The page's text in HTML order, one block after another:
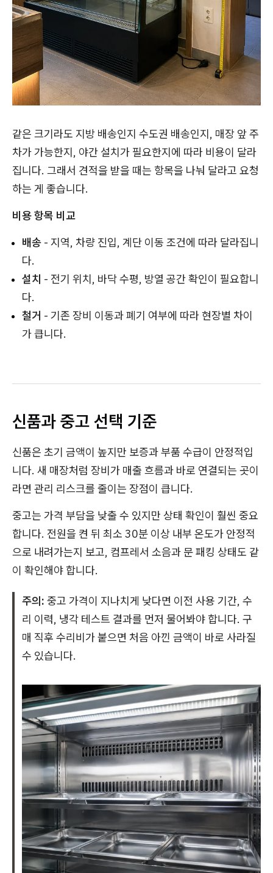
같은 크기라도 지방 배송인지 수도권 배송인지, 매장 앞 주
차가 가능한지, 야간 설치가 필요한지에 따라 비용이 달라
집니다. 그래서 견적을 받을 때는 항목을 나눠 달라고 요청
하는 게 좋습니다.
비용 항목 비교
배송 - 지역, 차량 진입, 계단 이동 조건에 따라 달라집니
다.
설치 - 전기 위치, 바닥 수평, 방열 공간 확인이 필요합니
다.
철거 - 기존 장비 이동과 폐기 여부에 따라 현장별 차이
가 큽니다.
신품과 중고 선택 기준
신품은 초기 금액이 높지만 보증과 부품 수급이 안정적입
니다. 새 매장처럼 장비가 매출 흐름과 바로 연결되는 곳이
라면 관리 리스크를 줄이는 장점이 큽니다.
중고는 가격 부담을 낮출 수 있지만 상태 확인이 훨씬 중요
합니다. 전원을 켠 뒤 최소 30분 이상 내부 온도가 안정적
으로 내려가는지 보고, 컴프레서 소음과 문 패킹 상태도 같
이 확인해야 합니다.
주의: 중고 가격이 지나치게 낮다면 이전 사용 기간, 수
리 이력, 냉각 테스트 결과를 먼저 물어봐야 합니다. 구
매 직후 수리비가 붙으면 처음 아낀 금액이 바로 사라질
수 있습니다.